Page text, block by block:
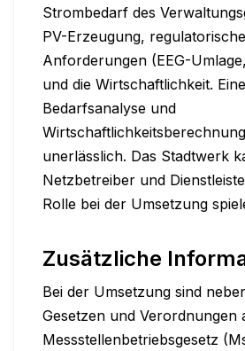
Strombedarf des
PV-Erzeugung, regulatorische
Anforderungen (EEG-
und die Wirtschaftlichkeit.
Bedarfsanalyse und
unerlässlich. Das Stadtwerk
Netzbetreiber und
Rolle bei der Umsetzung
Zusätzliche
Bei der Umsetzung sind
Gesetzen und Verordnungen
Messstellenbetriebsgesetz